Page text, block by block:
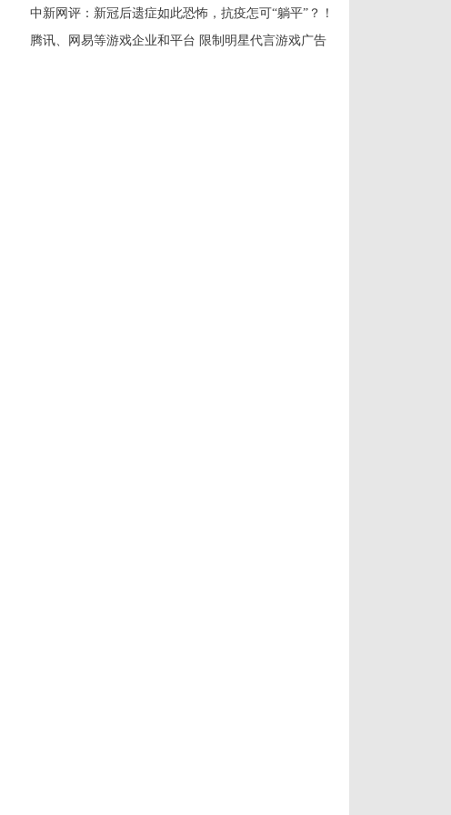
中新网评：新冠后遗症如此恐怖，抗疫怎可“躺平”？！
腾讯、网易等游戏企业和平台 限制明星代言游戏广告